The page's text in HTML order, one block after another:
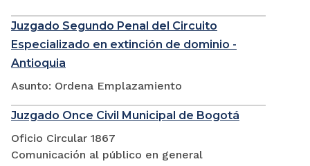
Juzgado Segundo Penal del Circuito
Especializado en extinción de dominio -
Antioquia
Asunto: Ordena Emplazamiento
Juzgado Once Civil Municipal de Bogotá
Oficio Circular 1867
Comunicación al público en general